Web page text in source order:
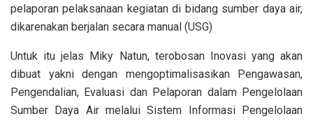
pelaporan pelaksanaan kegiatan di bidang sumber daya air,
dikarenakan berjalan secara manual (USG)
Untuk itu jelas Miky Natun, terobosan Inovasi yang akan
dibuat yakni dengan mengoptimalisasikan Pengawasan,
Pengendalian, Evaluasi dan Pelaporan dalam Pengelolaan
Sumber Daya Air melalui Sistem Informasi Pengelolaan